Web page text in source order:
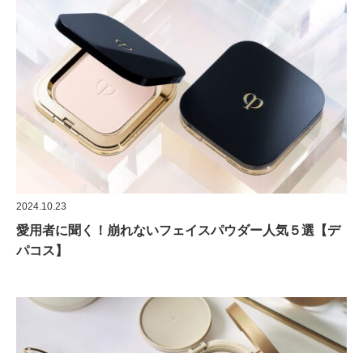
2024.10.23
愛用者に聞く！崩れないフェイスパウダー人気５選【デ
パコス】